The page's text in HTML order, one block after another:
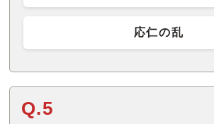
応仁の乱
Q.5